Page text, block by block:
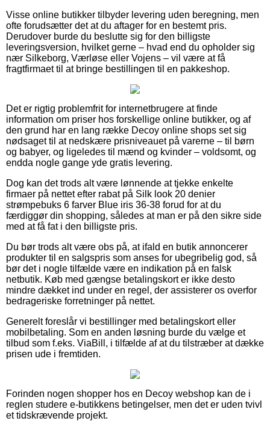
Visse online butikker tilbyder levering uden beregning, men
ofte forudsætter det at du aftager for en bestemt pris.
Derudover burde du beslutte sig for den billigste
leveringsversion, hvilket gerne – hvad end du opholder sig
nær Silkeborg, Værløse eller Vojens – vil være at få
fragtfirmaet til at bringe bestillingen til en pakkeshop.
Det er rigtig problemfrit for internetbrugere at finde
information om priser hos forskellige online butikker, og af
den grund har en lang række Decoy online shops set sig
nødsaget til at nedskære prisniveauet på varerne – til børn
og babyer, og ligeledes til mænd og kvinder – voldsomt, og
endda nogle gange yde gratis levering.
Dog kan det trods alt være lønnende at tjekke enkelte
firmaer på nettet efter rabat på Silk look 20 denier
strømpebuks 6 farver Blue iris 36-38 forud for at du
færdiggør din shopping, således at man er på den sikre side
med at få fat i den billigste pris.
Du bør trods alt være obs på, at ifald en butik annoncerer
produkter til en salgspris som anses for ubegribelig god, så
bør det i nogle tilfælde være en indikation på en falsk
netbutik. Køb med gængse betalingskort er ikke desto
mindre dækket ind under en regel, der assisterer os overfor
bedrageriske forretninger på nettet.
Generelt foreslår vi bestillinger med betalingskort eller
mobilbetaling. Som en anden løsning burde du vælge et
tilbud som f.eks. ViaBill, i tilfælde af at du tilstræber at dække
prisen ude i fremtiden.
Forinden nogen shopper hos en Decoy webshop kan de i
reglen studere e-butikkens betingelser, men det er uden tvivl
et tidskrævende projekt.